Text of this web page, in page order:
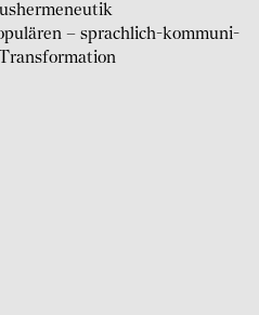
– sprach­lich-kommu­ni­